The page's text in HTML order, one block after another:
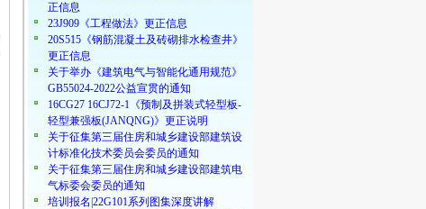
正信息
23J909《工程做法》更正信息
20S515《钢筋混凝土及砖砌排水检查井》
更正信息
关于举办《建筑电气与智能化通用规范》
GB55024-2022公益宣贯的通知
16CG27 16CJ72-1《预制及拼装式轻型板-
轻型兼强板(JANQNG)》更正说明
关于征集第三届住房和城乡建设部建筑设
计标准化技术委员会委员的通知
关于征集第三届住房和城乡建设部建筑电
气标委会委员的通知
培训报名|22G101系列图集深度讲解